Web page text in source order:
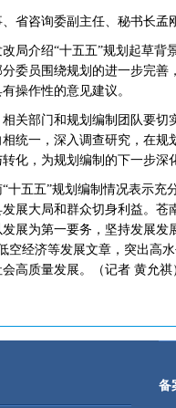
咨询委副主任、秘书长孟刚
介绍“十五五”规划起草背
分委员围绕规划的进一步完
操作性的意见建议。
部门和规划编制团队要切
统一，深入调查研究，在规
化，为规划编制的下一步深
五五”规划编制情况表示充分
展大局和群众切身利益。
展为第一要务，坚持发展发
空经济等发展文章，突出高
高质量发展。（记者 黄允祺
备